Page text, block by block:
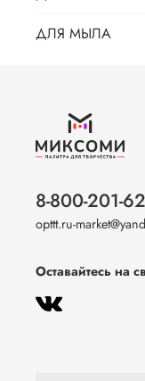
ДЛЯ МЫЛА
8-800-201-
opttt.ru-
Оставайтесь на